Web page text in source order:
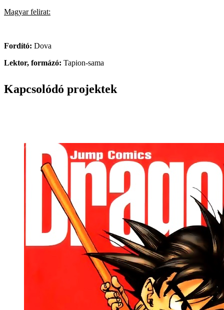
Magyar felirat:
Fordító: Dova
Lektor, formázó: Tapion-sama
Kapcsolódó projektek